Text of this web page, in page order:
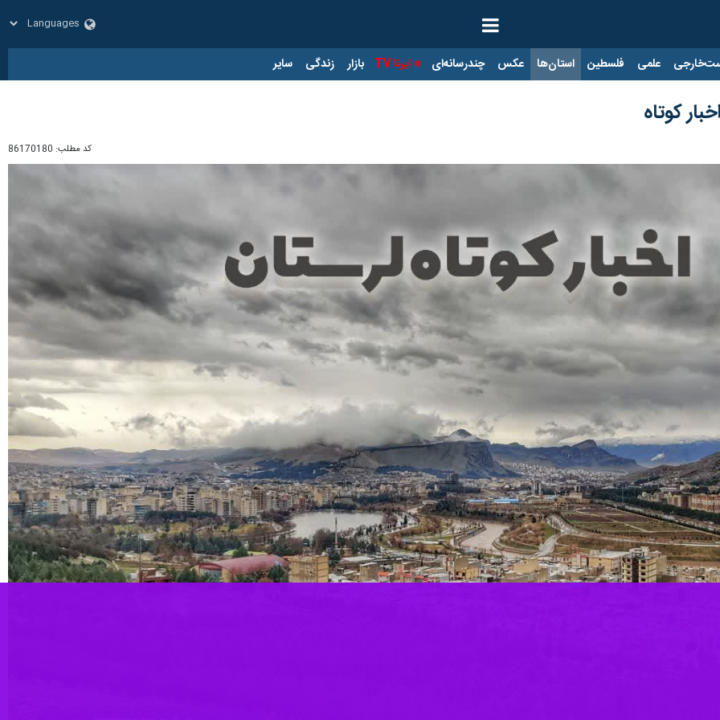
علمی فلسطین استان‌ها عکس چندرسانه‌ای ایرنا TV بازار زندگی سایر
کوتاه
کد مطلب: 86170180